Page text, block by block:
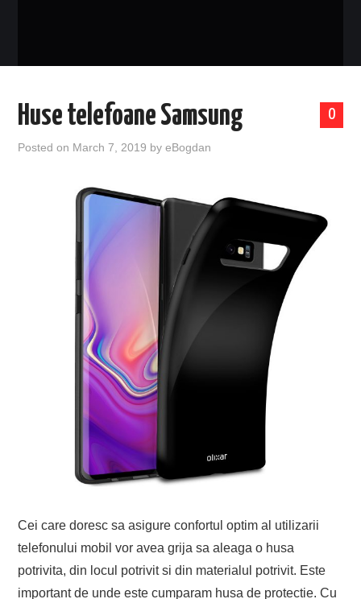
0
Huse telefoane Samsung
Posted on March 7, 2019 byeBogdan
Cei care doresc sa asigure confortul optim al utilizarii
telefonului mobil vor avea grija sa aleaga o husa
potrivita, din locul potrivit si din materialul potrivit. Este
important de unde este cumparam husa de protectie. Cu